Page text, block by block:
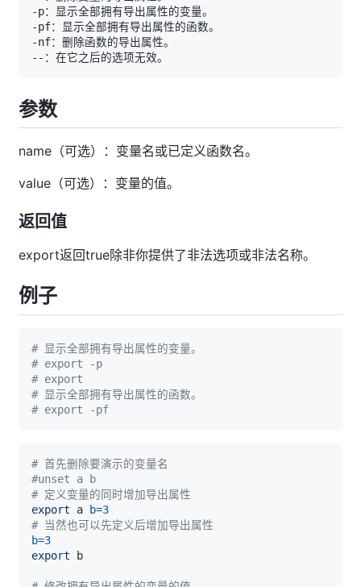
参数
name（可选）：变量名或已定义函数名。
value（可选）：变量的值。
返回值
export返回true除非你提供了非法选项或非法名称。
例子
# 显示全部拥有导出属性的变量。
# export -p
# export
# 显示全部拥有导出属性的函数。
# export -pf
# 首先删除要演示的变量名
#unset a b
# 定义变量的同时增加导出属性
export a b=3
# 当然也可以先定义后增加导出属性
b=3
export